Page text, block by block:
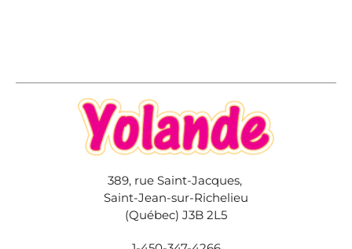
389, rue Saint-Jacques,
Saint-Jean-sur-Richelieu
(Québec) J3B 2L5